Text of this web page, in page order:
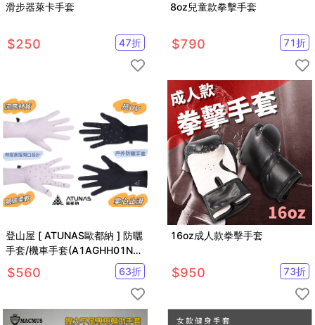
滑步器萊卡手套
$250 47折
8oz兒童款拳擊手套
$790 71折
登山屋 [ ATUNAS歐都納 ] 防曬
手套/機車手套(A1AGHH01N涼
感/夏日防曬)
$560 63折
16oz成人款拳擊手套
$950 73折